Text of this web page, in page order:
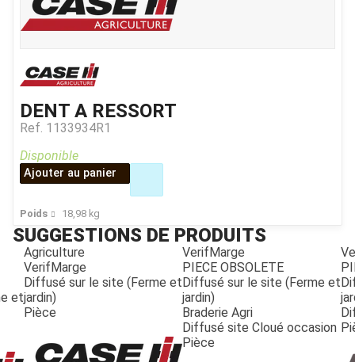
DENT A RESSORT
Ref. 1133934R1
Poids 18,98 kg
Disponible
Ajouter au panier
SUGGESTIONS DE PRODUITS
et
Agriculture
VerifMarge
Diffusé sur le site (Ferme et
jardin)
Pièce
VerifMarge
PIECE OBSOLETE
Diffusé sur le site (Ferme et
jardin)
Braderie Agri
Diffusé site Cloué occasion
Pièce